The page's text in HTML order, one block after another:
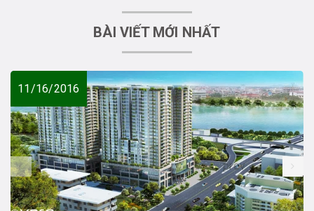
BÀI VIẾT MỚI NHẤT
11/16/2016
prev